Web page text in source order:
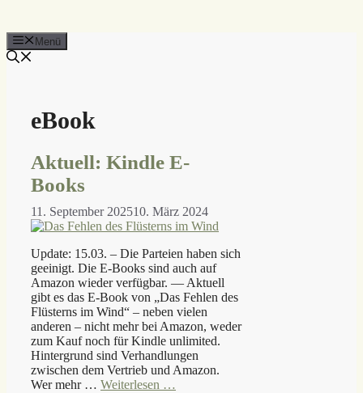
Menü
eBook
Aktuell: Kindle E-
Books
11. September 202510. März 2024
Update: 15.03. – Die Parteien haben sich
geeinigt. Die E-Books sind auch auf
Amazon wieder verfügbar. — Aktuell
gibt es das E-Book von „Das Fehlen des
Flüsterns im Wind“ – neben vielen
anderen – nicht mehr bei Amazon, weder
zum Kauf noch für Kindle unlimited.
Hintergrund sind Verhandlungen
zwischen dem Vertrieb und Amazon.
Wer mehr … Weiterlesen …